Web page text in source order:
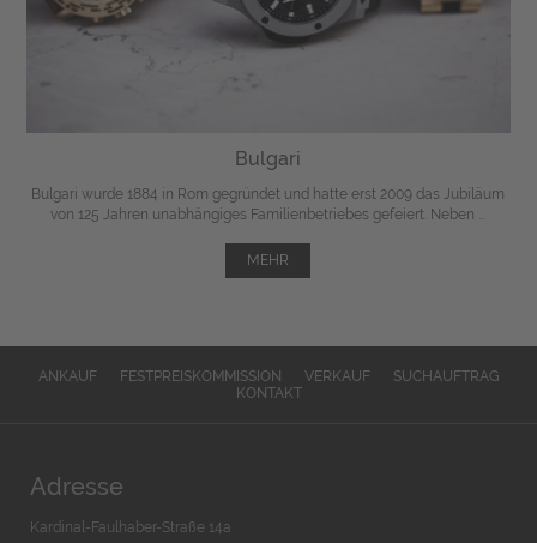
Bulgari
Bulgari wurde 1884 in Rom gegründet und hatte erst 2009 das Jubiläum
von 125 Jahren unabhängiges Familienbetriebes gefeiert. Neben ...
MEHR
ANKAUF FESTPREISKOMMISSION VERKAUF
SUCHAUFTRAG
KONTAKT
Adresse
Kardinal-Faulhaber-Straße 14a